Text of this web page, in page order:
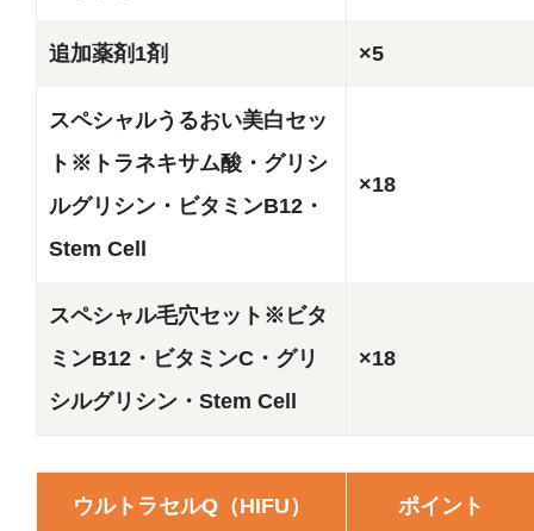
追加薬剤1剤 ×5
スペシャルうるおい美白セッ
ト※トラネキサム酸・グリシ
ルグリシン・ビタミンB12・
Stem Cell
×18
スペシャル毛穴セット※ビタ
ミンB12・ビタミンC・グリ
シルグリシン・Stem Cell
×18
ウルトラセルQ（HIFU） ポイント